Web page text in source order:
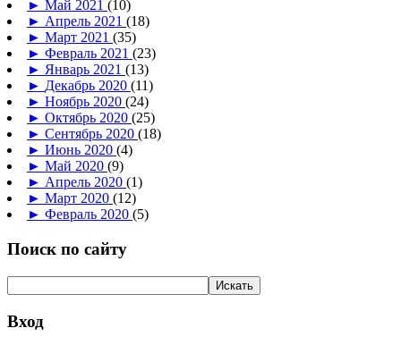
► Май 2021 (10)
► Апрель 2021 (18)
► Март 2021 (35)
► Февраль 2021 (23)
► Январь 2021 (13)
► Декабрь 2020 (11)
► Ноябрь 2020 (24)
► Октябрь 2020 (25)
► Сентябрь 2020 (18)
► Июнь 2020 (4)
► Май 2020 (9)
► Апрель 2020 (1)
► Март 2020 (12)
► Февраль 2020 (5)
Поиск по сайту
Вход